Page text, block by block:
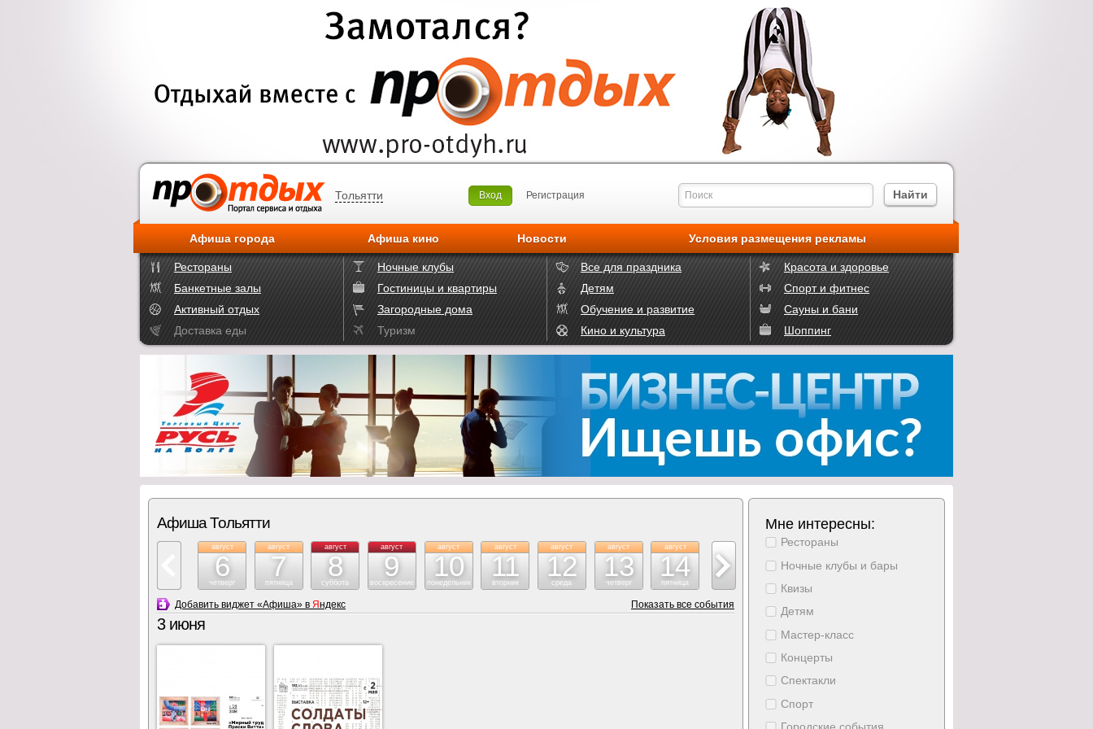
Тольятти Вход Регистрация
Афиша города Афиша кино Новости Условия размещения рекламы
Рестораны Ночные клубы Все для праздника
Красота и здоровье
Банкетные залы
Гостиницы и квартиры Детям
Спорт и фитнес
Активный отдых
Загородные дома Обучение и развитие
Сауны и бани
Доставка еды
Туризм Кино и культура Шоппинг
Афиша Тольятти
август
6
четверг
август
7
пятница
август
8
суббота
август
9
воскресение
август
10
понедельник
август
11
вторник
август
12
среда
август
13
четверг
август
14
пятница
15
август
16
воскресение
август
17 18
Добавить виджет «Афиша» в Яндекс Показать все события
3 июня
Мне интересны:
Рестораны
Ночные клубы и бары
Квизы
Детям
Мастер-класс
Концерты
Спектакли
Спорт